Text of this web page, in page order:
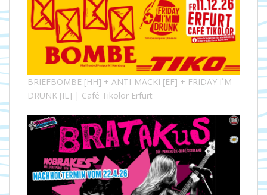
BRIEFBOMBE [HH] + ANTI-MACKI [EF] + FRIDAY I´M
DRUNK [IL] | Café Tikolor Erfurt